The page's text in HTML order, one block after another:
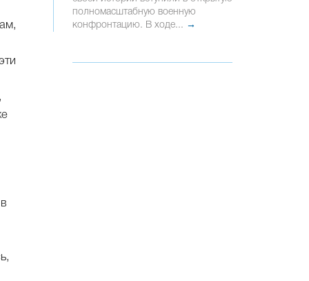
полномасштабную военную
конфронтацию. В ходе... →